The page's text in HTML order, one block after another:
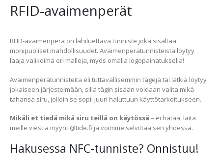
RFID-avaimenperät
RFID-avaimenperä on lähiluettava tunniste joka sisältää
monipuoliset mahdollisuudet. Avaimenperätunnisteista löytyy
laaja valikoima eri malleja, myös omalla logopainatuksella!
Avaimenperätunnisteita eli tuttavallisemmin tägejä tai lätkiä löytyy
jokaiseen järjestelmään, sillä tägin sisään voidaan valita mikä
tahansa siru, jolloin se sopii juuri haluttuun käyttötarkoitukseen.
Mikäli et tiedä mikä siru teillä on käytössä – ei hätää, laita
meille viestiä myynti@tide.fi ja voimme selvittää sen yhdessä.
Hakusessa NFC-tunniste? Onnistuu!